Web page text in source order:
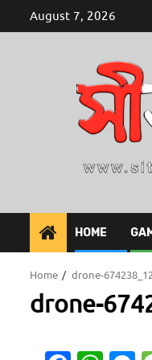
August 7, 2026
HOME
Home drone-
drone-